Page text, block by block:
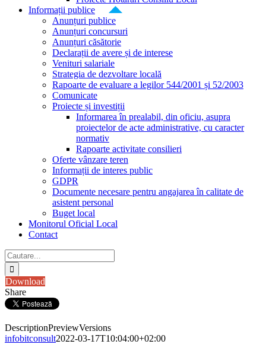
Informații publice
Anunțuri publice
Anunțuri concursuri
Anunțuri căsătorie
Declarații de avere și de interese
Venituri salariale
Strategia de dezvoltare locală
Rapoarte de evaluare a legilor 544/2001 și 52/2003
Comunicate
Proiecte și investiții
Informarea în prealabil, din oficiu, asupra
proiectelor de acte administrative, cu caracter
normativ
Rapoarte activitate consilieri
Oferte vânzare teren
Informații de interes public
GDPR
Documente necesare pentru angajarea în calitate de
asistent personal
Buget local
Monitorul Oficial Local
Contact
Cautare...
Download
Share
DescriptionPreviewVersions
infobitconsult2022-03-17T10:04:00+02:00